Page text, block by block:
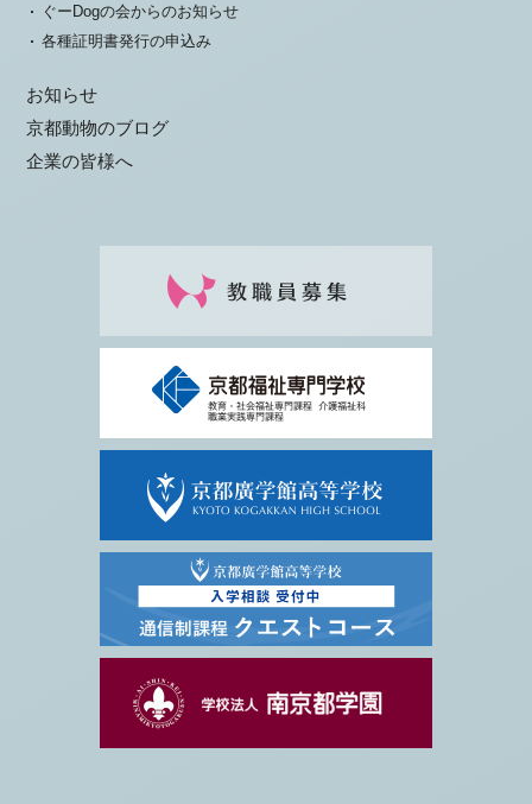
ぐーDogの会からのお知らせ
各種証明書発行の申込み
お知らせ
京都動物のブログ
企業の皆様へ